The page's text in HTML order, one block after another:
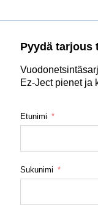
Pyydä tarjous
Ez-Ject pienet ja
Etunimi
Sukunimi